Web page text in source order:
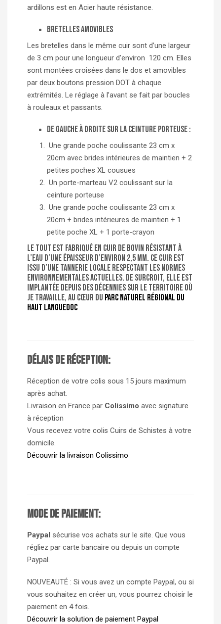
ardillons est en Acier haute résistance.
Bretelles amovibles
Les bretelles dans le même cuir sont d’une largeur
de 3 cm pour une longueur d’environ 120 cm. Elles
sont montées croisées dans le dos et amovibles
par deux boutons pression DOT à chaque
extrémités. Le réglage à l’avant se fait par boucles
à rouleaux et passants.
De gauche à droite sur la ceinture porteuse :
Une grande poche coulissante 23 cm x
20cm avec brides intérieures de maintien + 2
petites poches XL cousues
Un porte-marteau V2 coulissant sur la
ceinture porteuse
Une grande poche coulissante 23 cm x
20cm + brides intérieures de maintien + 1
petite poche XL + 1 porte-crayon
Le tout est fabriqué en cuir de bovin résistant à
l’eau d’une épaisseur d’environ 2,5 mm. Ce cuir est
issu d’une tannerie locale respectant les normes
environnementales actuelles. De surcroit, elle est
implantée depuis des décennies sur le territoire où
je travaille, au cœur du Parc Naturel Régional du
Haut Languedoc
Délais de réception:
Réception de votre colis sous 15 jours maximum
après achat.
Livraison en France par Colissimo avec signature
à réception
Vous recevez votre colis Cuirs de Schistes à votre
domicile.
Découvrir la livraison Colissimo
Mode de paiement:
Paypal sécurise vos achats sur le site. Que vous
régliez par carte bancaire ou depuis un compte
Paypal.
NOUVEAUTÉ : Si vous avez un compte Paypal, ou si
vous souhaitez en créer un, vous pourrez choisir le
paiement en 4 fois.
Découvrir la solution de paiement Paypal